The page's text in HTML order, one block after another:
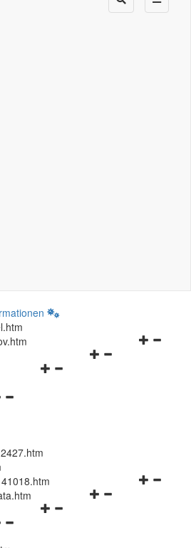
Navigationsmenü
Navigationsmenü
Navigationsmenü
Navigationsmenü